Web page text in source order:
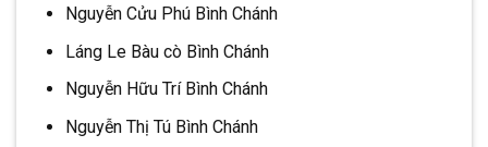
Nguyễn Cửu Phú Bình Chánh
Láng Le Bàu cò Bình Chánh
Nguyễn Hữu Trí Bình Chánh
Nguyễn Thị Tú Bình Chánh